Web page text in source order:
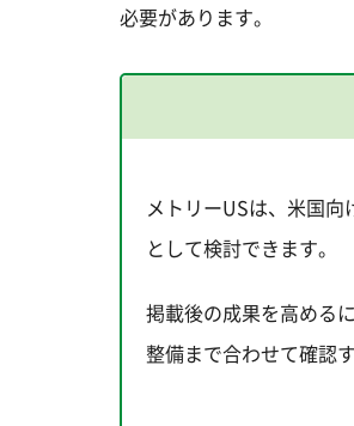
必要があります。
メトリーUSは、米国
として検討できます。
掲載後の成果を高める
整備まで合わせて確認